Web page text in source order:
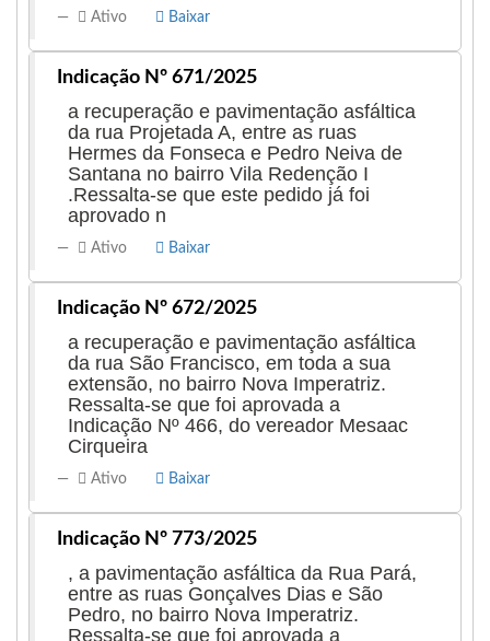
Ativo Baixar
Indicação Nº 671/2025
a recuperação e pavimentação asfáltica
da rua Projetada A, entre as ruas
Hermes da Fonseca e Pedro Neiva de
Santana no bairro Vila Redenção I
.Ressalta-se que este pedido já foi
aprovado n
Ativo Baixar
Indicação Nº 672/2025
a recuperação e pavimentação asfáltica
da rua São Francisco, em toda a sua
extensão, no bairro Nova Imperatriz.
Ressalta-se que foi aprovada a
Indicação Nº 466, do vereador Mesaac
Cirqueira
Ativo Baixar
Indicação Nº 773/2025
, a pavimentação asfáltica da Rua Pará,
entre as ruas Gonçalves Dias e São
Pedro, no bairro Nova Imperatriz.
Ressalta-se que foi aprovada a